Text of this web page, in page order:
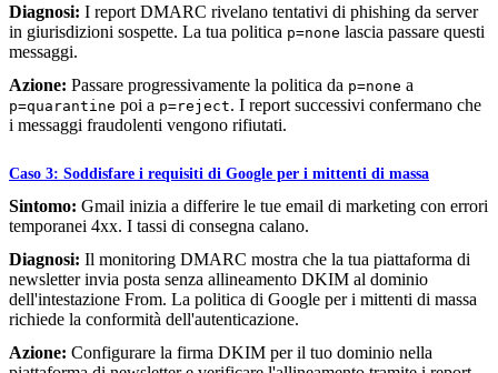
Diagnosi: I report DMARC rivelano tentativi di phishing da server
in giurisdizioni sospette. La tua politica p=none lascia passare questi
messaggi.
Azione: Passare progressivamente la politica da p=none a
p=quarantine poi a p=reject. I report successivi confermano che
i messaggi fraudolenti vengono rifiutati.
Caso 3: Soddisfare i requisiti di Google per i mittenti di massa
Sintomo: Gmail inizia a differire le tue email di marketing con errori
temporanei 4xx. I tassi di consegna calano.
Diagnosi: Il monitoring DMARC mostra che la tua piattaforma di
newsletter invia posta senza allineamento DKIM al dominio
dell'intestazione From. La politica di Google per i mittenti di massa
richiede la conformità dell'autenticazione.
Azione: Configurare la firma DKIM per il tuo dominio nella